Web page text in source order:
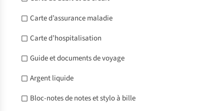
Carte d’assurance maladie
Carte d’hospitalisation
Guide et documents de voyage
Argent liquide
Bloc-notes de notes et stylo à bille